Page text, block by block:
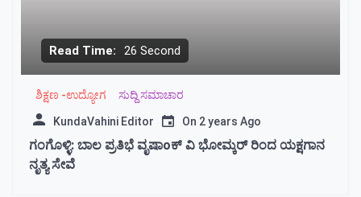
Read Time: 26 Second
ಶಿಕ್ಷಣ -ಉದ್ಯೋಗ ಸುದ್ದಿ ಸಮಾಚಾರ
KundaVahini Editor On 2 years Ago
ಗಂಗೊಳ್ಳಿ: ಬಾಲ ಪ್ರತಿಭೆ ವೃಷಾoಕ್ ವಿ ಭೋಮ್ಕರ್ ರಿಂದ ಯಕ್ಷಗಾನ
ನೃತ್ಯ ಸೇವೆ